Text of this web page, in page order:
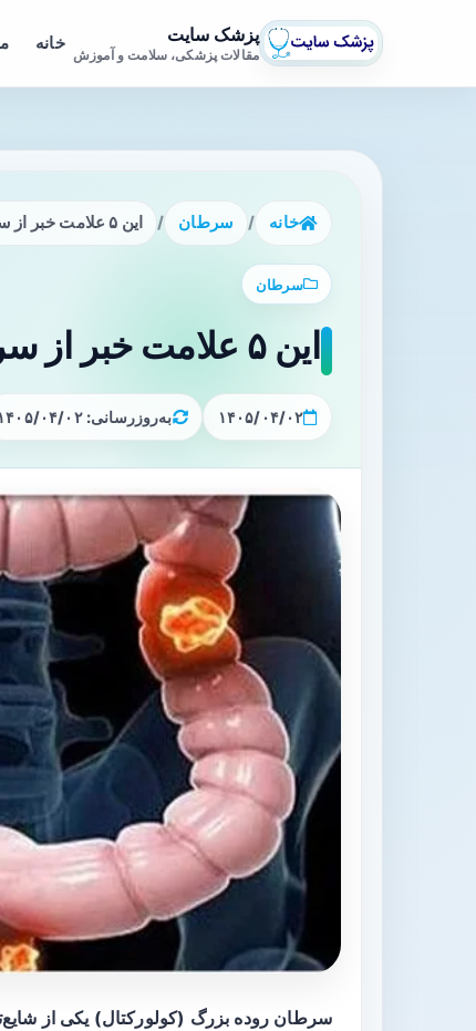
پزشک سایت
مقالات پزشکی، سلامت و آموزش
خانه
خانه / سرطان / این ۵ علامت خبر از سرطان روده بزرگ می دهند
سرطان
این ۵ علامت خبر از سرطان روده بزرگ می دهند
۱۴۰۵/۰۴/۰۲ به‌روزرسانی: ۱۴۰۵/۰۴/۰۲
سرطان روده بزرگ (کولورکتال) یکی از